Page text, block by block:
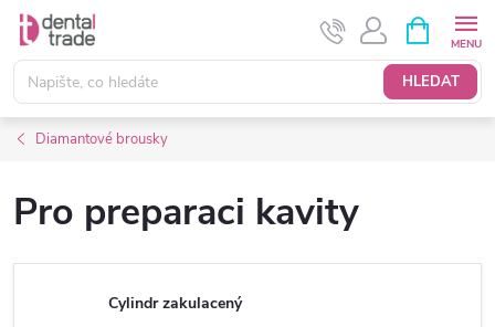
Přejít
obsah
HLEDAT
NÁKUPNÍ
KOŠÍK
Diamantové brousky
Pro preparaci kavity
Cylindr zakulacený